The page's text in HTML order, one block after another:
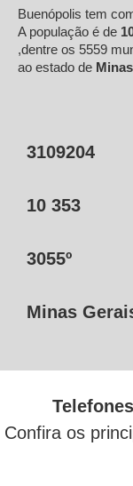
Buenópolis tem
A população é de
,dentre os 5559
ao estado de
3109204
10 353
3055º
Minas
Confira os